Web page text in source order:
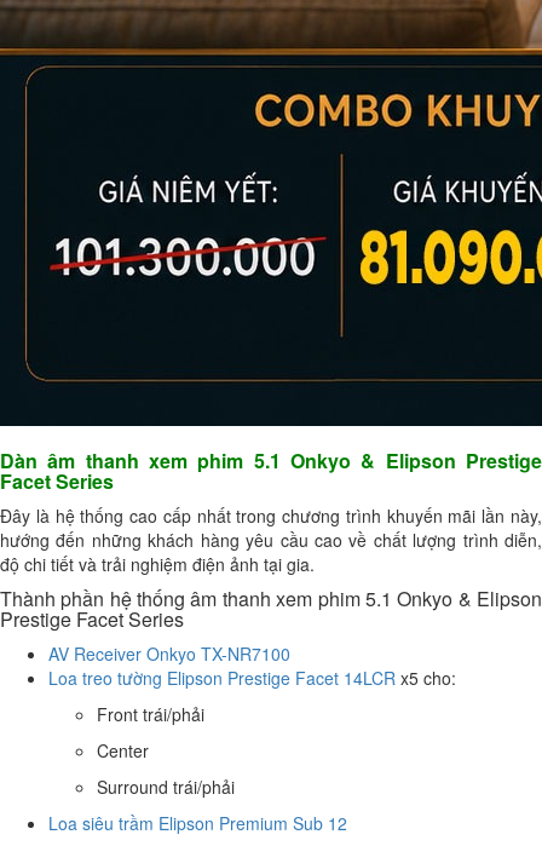
Dàn âm thanh xem phim 5.1 Onkyo & Elipson Prestige
Facet Series
Đây là hệ thống cao cấp nhất trong chương trình khuyến mãi lần này,
hướng đến những khách hàng yêu cầu cao về chất lượng trình diễn,
độ chi tiết và trải nghiệm điện ảnh tại gia.
Thành phần hệ thống âm thanh xem phim 5.1 Onkyo & Elipson
Prestige Facet Series
AV Receiver Onkyo TX-NR7100
Loa treo tường Elipson Prestige Facet 14LCR x5 cho:
Front trái/phải
Center
Surround trái/phải
Loa siêu trầm Elipson Premium Sub 12